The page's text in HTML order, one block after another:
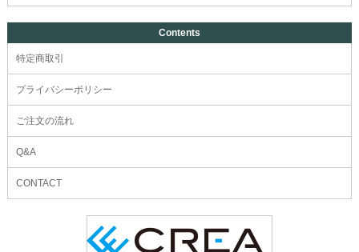
Contents
特定商取引
プライバシーポリシー
ご注文の流れ
Q&A
CONTACT